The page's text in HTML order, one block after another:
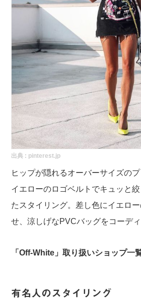
出典 : pinterest.jp
ヒップが隠れるオーバーサイズのプ
イエローのロゴベルトでキュッと
たスタイリング。差し色にイエロ
せ、涼しげなPVCバッグをコーディ
「Off-White」取り扱いショップ一
有名人のスタイリング